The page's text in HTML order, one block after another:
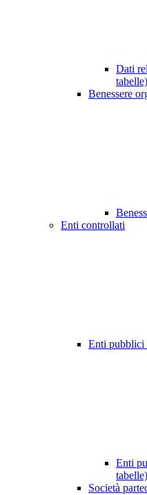
Dati
tabelle)
Benessere
Enti controllati
Enti pubblici
Enti
tabelle)
Società